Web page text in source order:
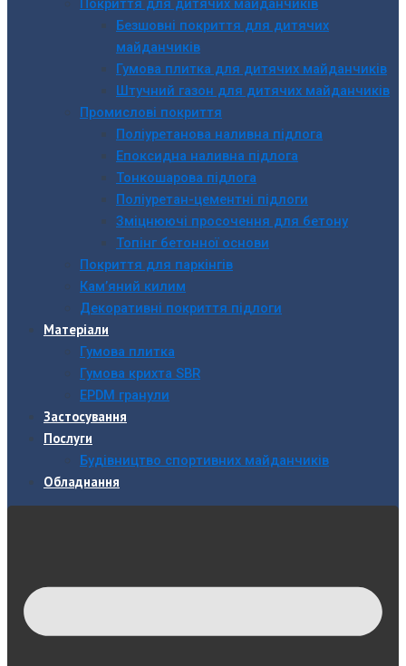
Покриття для дитячих майданчиків
Безшовні покриття для дитячих
майданчиків
Гумова плитка для дитячих майданчиків
Штучний газон для дитячих майданчиків
Промислові покриття
Поліуретанова наливна підлога
Епоксидна наливна підлога
Тонкошарова підлога
Поліуретан-цементні підлоги
Зміцнюючі просочення для бетону
Топінг бетонної основи
Покриття для паркінгів
Кам’яний килим
Декоративні покриття підлоги
Матеріали
Гумова плитка
Гумова крихта SBR
EPDM гранули
Застосування
Послуги
Будівництво спортивних майданчиків
Обладнання